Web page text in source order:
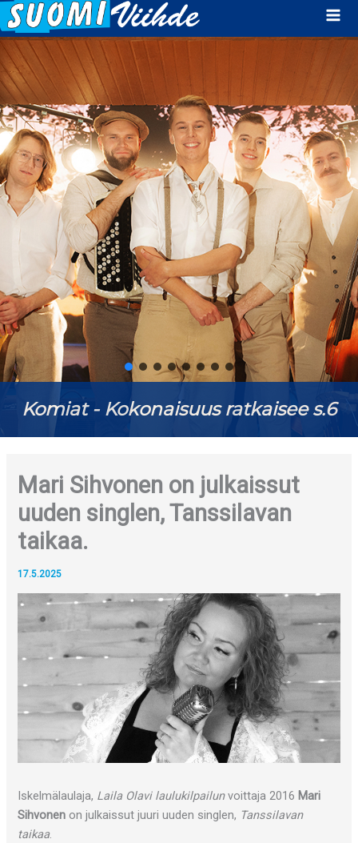
Komiat - Kokonaisuus ratkaisee s.6
Mari Sihvonen on julkaissut
uuden singlen, Tanssilavan
taikaa.
17.5.2025
Iskelmälaulaja, Laila Olavi laulukilpailunvoittaja 2016 Mari
Sihvonen on julkaissut juuri uuden singlen, Tanssilavan
taikaa.